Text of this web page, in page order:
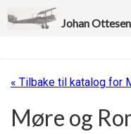
Johan
« Tilbake til katalog for
Møre og